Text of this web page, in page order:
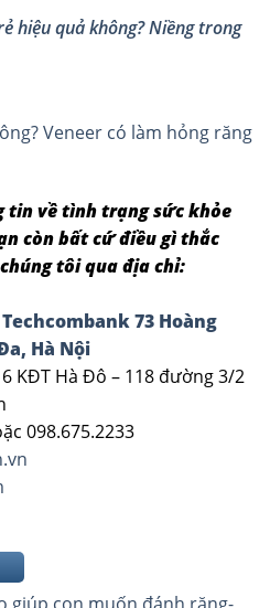
hiệu quả không? Niềng trong
Veneer có làm hỏng răng
tin về tình trạng sức khỏe
còn bất cứ điều gì thắc
tôi qua địa chỉ:
73 Hoàng
Hà Nội
KĐT Hà Đô – 118 đường 3/2
098.675.2233